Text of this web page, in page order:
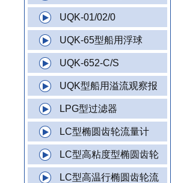
UQK-01/02/0
UQK-65型船用浮球
UQK-652-C/S
UQK型船用溢流观察报
LPG型过滤器
LC型椭圆齿轮流量计
LC型高粘度型椭圆齿轮
LC型高温行椭圆齿轮流